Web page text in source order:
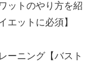
ットのやり方を紹
エットに必須】
ーニング【バスト